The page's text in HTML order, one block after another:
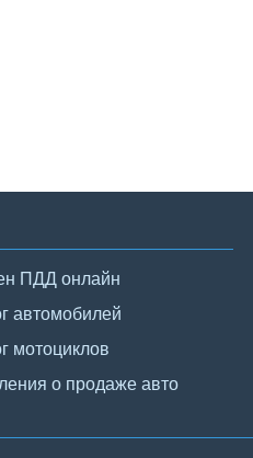
ПДД онлайн
автомобилей
мотоциклов
о продаже авто